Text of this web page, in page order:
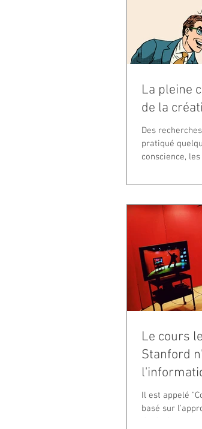
La pleine
de la
Des
pratiqué
conscience,
Le cours
Stanford
Il est appelé
basé sur
du designer,